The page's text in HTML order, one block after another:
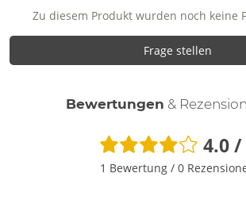
Zu diesem Produkt wurden noch keine
Frage stellen
Bewertungen &
4.0 /
1 Bewertung / 0